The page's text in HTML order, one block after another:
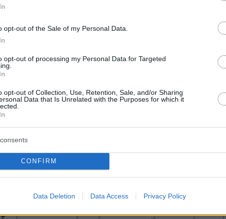
opt-out of the Sale of my Personal Data.
opt-out of processing my Personal Data for Targeted
opt-out of Collection, Use, Retention, Sale, and/or Sharing
Data that Is Unrelated with the Purposes for which it
CONFIRM
Data Deletion Data Access Privacy Policy
αλλαγές που έλαβαν χώρα κατά τη
πανδημίας ήταν η στροφή προς την τηλεργασία,
μορφή εργασίας που υιοθετήθηκε από τις
εταιρείες ανά τον κόσμο και είχε θετικά
Η μελέτη της
Martin Tusl
Υγείας του Ινστιτούτου
Βιοστατιστικής και Πρόληψης από το